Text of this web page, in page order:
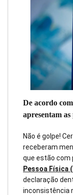
De acordo
apresentam
Não é golpe!
receberam
que estão com
Pessoa Física
declaração
inconsistência